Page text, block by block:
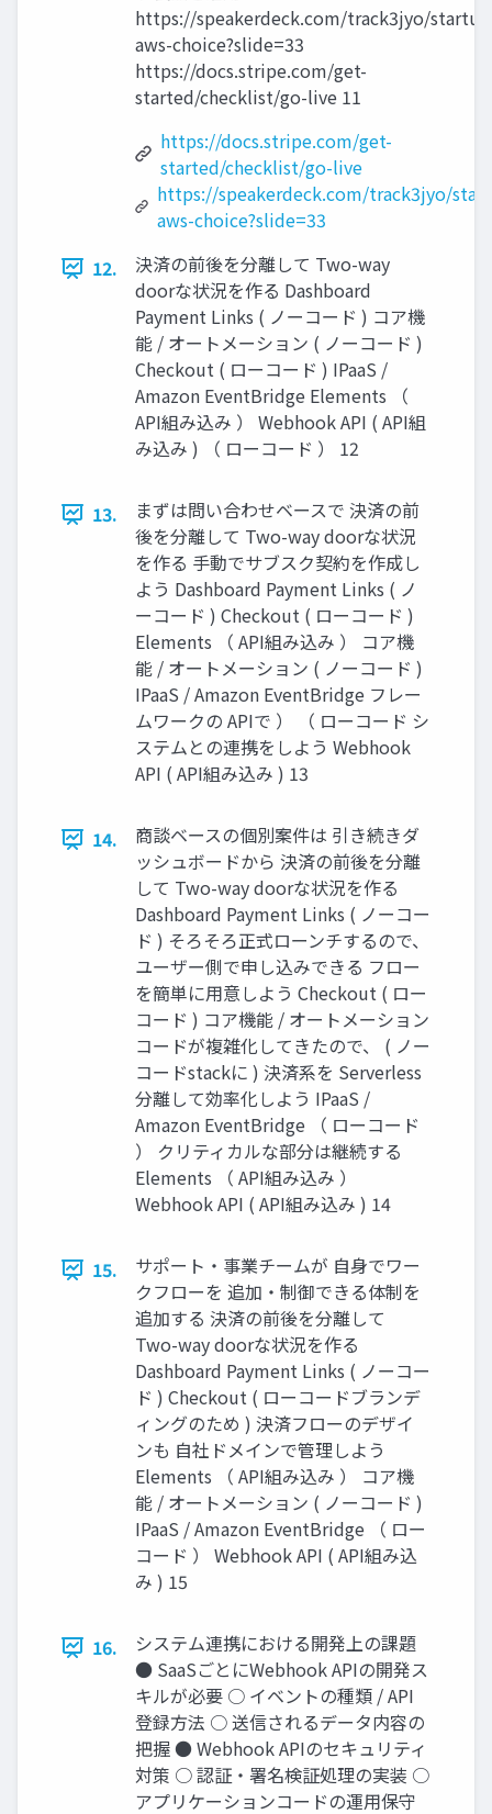
https://speakerdeck.com/track3jyo/
aws-choice?slide=33
https://docs.stripe.com/get-
started/checklist/go-live 11
https://docs.stripe.com/get-
started/checklist/go-live
https://speakerdeck.com/track3jyo/
aws-choice?slide=33
12.
決済の前後を分離して Two-way
doorな状況を作る Dashboard
Payment Links ( ノーコード ) コア機
能 / オートメーション ( ノーコード )
Checkout ( ローコード ) IPaaS /
Amazon EventBridge Elements （
API組み込み ） Webhook API ( API組
み込み ) （ ローコード ） 12
13.
まずは問い合わせベースで 決済の前
後を分離して Two-way doorな状況
を作る 手動でサブスク契約を作成し
よう Dashboard Payment Links ( ノ
ーコード ) Checkout ( ローコード )
Elements （ API組み込み ） コア機
能 / オートメーション ( ノーコード )
IPaaS / Amazon EventBridge フレー
ムワークの APIで ） （ ローコード シ
ステムとの連携をしよう Webhook
API ( API組み込み ) 13
14.
商談ベースの個別案件は 引き続きダ
ッシュボードから 決済の前後を分離
して Two-way doorな状況を作る
Dashboard Payment Links ( ノーコー
ド ) そろそろ正式ローンチするので、
ユーザー側で申し込みできる フロー
を簡単に用意しよう Checkout ( ロー
コード ) コア機能 / オートメーション
コードが複雑化してきたので、 ( ノー
コードstackに ) 決済系を Serverless
分離して効率化しよう IPaaS /
Amazon EventBridge （ ローコード
） クリティカルな部分は継続する
Elements （ API組み込み ）
Webhook API ( API組み込み ) 14
15.
サポート・事業チームが 自身でワー
クフローを 追加・制御できる体制を
追加する 決済の前後を分離して
Two-way doorな状況を作る
Dashboard Payment Links ( ノーコー
ド ) Checkout ( ローコードブランデ
ィングのため ) 決済フローのデザイ
ンも 自社ドメインで管理しよう
Elements （ API組み込み ） コア機
能 / オートメーション ( ノーコード )
IPaaS / Amazon EventBridge （ ロー
コード ） Webhook API ( API組み込
み ) 15
16.
システム連携における開発上の課題
● SaaSごとにWebhook APIの開発ス
キルが必要 ○ イベントの種類 / API
登録方法 ○ 送信されるデータ内容の
把握 ● Webhook APIのセキュリティ
対策 ○ 認証・署名検証処理の実装 ○
アプリケーションコードの運用保守